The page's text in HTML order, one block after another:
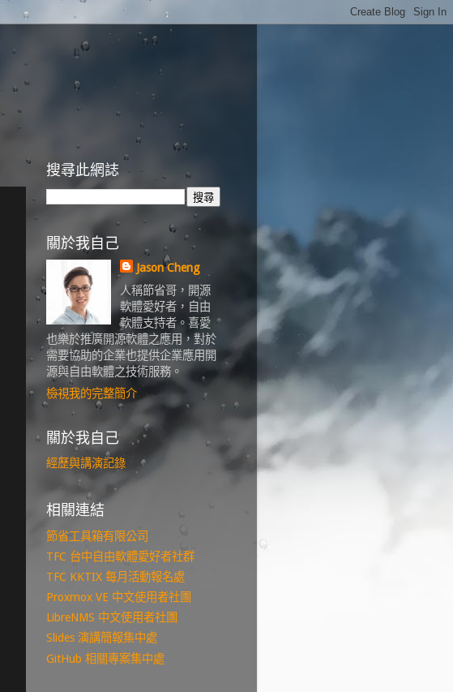
搜尋此網誌
關於我自己
Jason Cheng
人稱節省哥，開源
軟體愛好者，自由
軟體支持者。喜愛
也樂於推廣開源軟體之應用，對於
需要協助的企業也提供企業應用開
源與自由軟體之技術服務。
檢視我的完整簡介
關於我自己
經歷與講演記錄
相關連結
節省工具箱有限公司
TFC 台中自由軟體愛好者社群
TFC KKTIX 每月活動報名處
Proxmox VE 中文使用者社團
LibreNMS 中文使用者社團
Slides 演講簡報集中處
GitHub 相關專案集中處